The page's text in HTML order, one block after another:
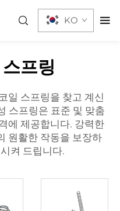
KO
프링
일 스프링을 찾고 계신
스프링은 표준 및 맞춤
에 제공합니다. 강력한
원활한 작동을 보장하
켜 드립니다.